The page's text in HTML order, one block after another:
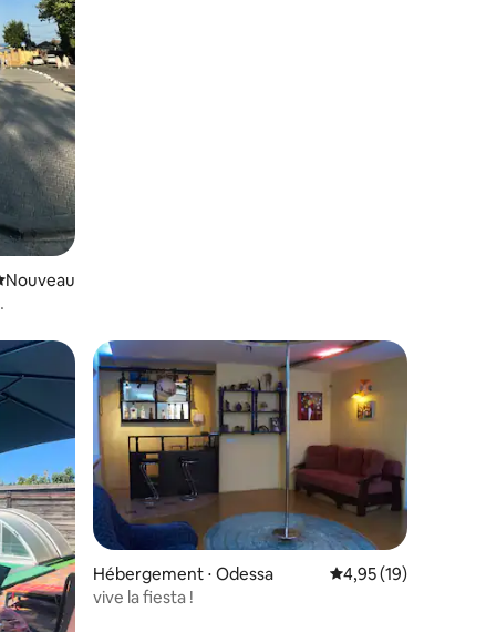
hébergement
Nouveau
: 5 sur 5
Hébergement ⋅ Odessa Évaluation moyenne
4,95 (19)
vive la fiesta !